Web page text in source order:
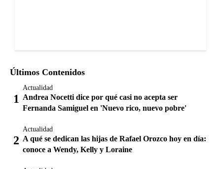
Últimos Contenidos
Actualidad
Andrea Nocetti dice por qué casi no acepta ser
Fernanda Samiguel en 'Nuevo rico, nuevo pobre'
Actualidad
A qué se dedican las hijas de Rafael Orozco hoy en día:
conoce a Wendy, Kelly y Loraine